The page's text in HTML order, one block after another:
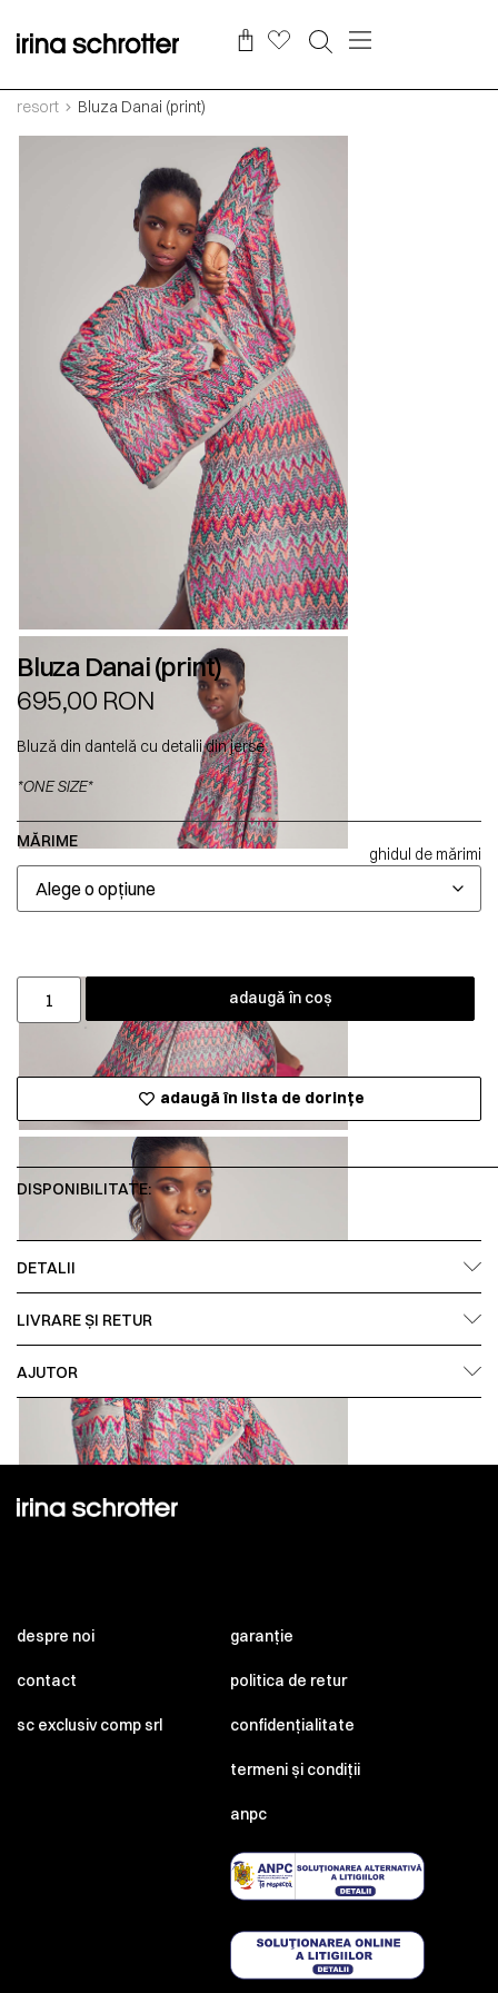
resort Bluza Danai (print)
Bluza Danai (print)
695,00 RON
Bluză din dantelă cu detalii din jerse.
*ONE SIZE*
MĂRIME
ghidul de mărimi
adaugă în coș
adaugă în lista de dorințe
DISPONIBILITATE:
DETALII
LIVRARE ȘI RETUR
AJUTOR
despre noi
contact
sc exclusiv comp srl
garanție
politica de retur
confidențialitate
termeni și condiții
anpc